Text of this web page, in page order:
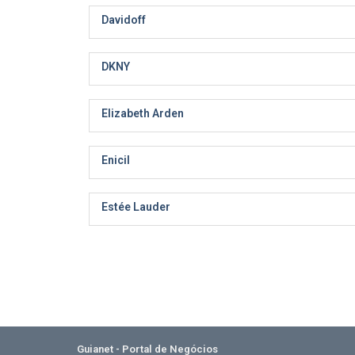
Davidoff
DKNY
Elizabeth Arden
Enicil
Estée Lauder
Guianet - Portal de Negócios